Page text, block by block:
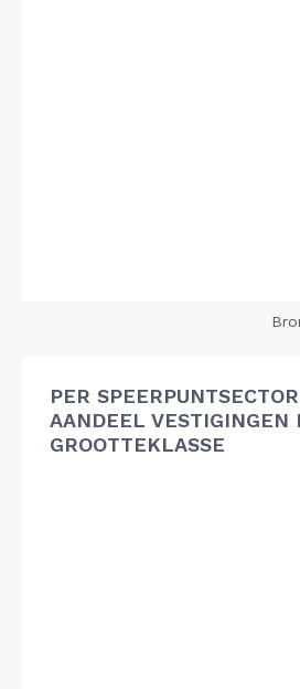
PER
AANDEEL VESTIGINGEN
GROOTTEKLASSE